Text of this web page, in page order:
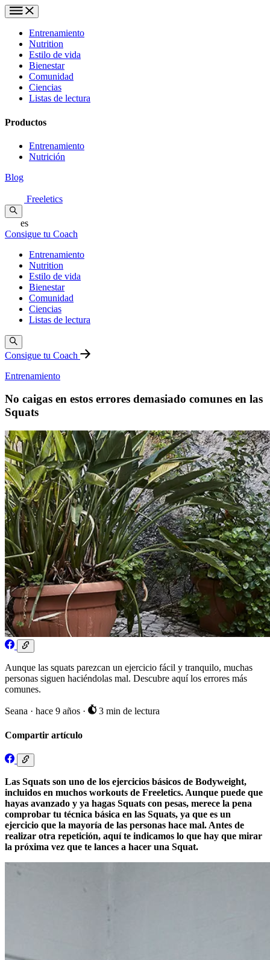
Entrenamiento
Nutrition
Estilo de vida
Bienestar
Comunidad
Ciencias
Listas de lectura
Productos
Entrenamiento
Nutrición
Blog
Freeletics
es
Consigue tu Coach
Entrenamiento
Nutrition
Estilo de vida
Bienestar
Comunidad
Ciencias
Listas de lectura
Consigue tu Coach
Entrenamiento
No caigas en estos errores demasiado comunes en las
Squats
Aunque las squats parezcan un ejercicio fácil y tranquilo, muchas
personas siguen haciéndolas mal. Descubre aquí los errores más
comunes.
Seana · hace 9 años · 3 min de lectura
Compartir artículo
Las Squats son uno de los ejercicios básicos de Bodyweight,
incluidos en muchos workouts de Freeletics. Aunque puede que
hayas avanzado y ya hagas Squats con pesas, merece la pena
comprobar tu técnica básica en las Squats, ya que es un
ejercicio que la mayoría de las personas hace mal. Antes de
realizar otra repetición, aquí te indicamos lo que hay que mirar
la próxima vez que te lances a hacer una Squat.